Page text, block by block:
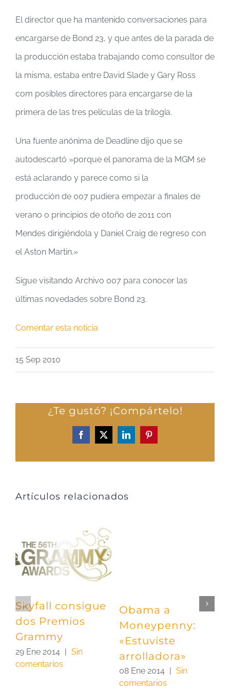
El director que ha mantenido conversaciones para
encargarse de Bond 23, y que antes de la parada de
la producción estaba trabajando como consultor de
la misma, estaba entre David Slade y Gary Ross
com posibles directores para encargarse de la
primera de las tres películas de la trilogía.
Una fuente anónima de Deadline dijo que se
autodescartó »porque el panorama de la MGM se
está aclarando y parece como si la
producción de 007 pudiera empezar a finales de
verano o principios de otoño de 2011 con
Mendes dirigiéndola y Daniel Craig de regreso con
el Aston Martin.»
Sigue visitando Archivo 007 para conocer las
últimas novedades sobre Bond 23.
Comentar esta noticia
15 Sep 2010
¿Te gustó? ¡Compártelo!
Facebook
X LinkedInPinterest
Artículos relacionados
Skyfall consigue
dos Premios
Grammy
29 Ene 2014
Sin
comentarios
Obama a
Moneypenny:
«Estuviste
arrolladora»
08 Ene 2014
Sin
comentarios